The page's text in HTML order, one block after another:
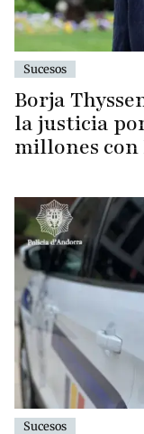
Sucesos
Borja
la justicia
millones con
Sucesos